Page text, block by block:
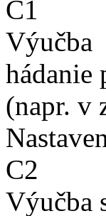
C1
Výučba
hádanie
(napr. v
C2
Výučba